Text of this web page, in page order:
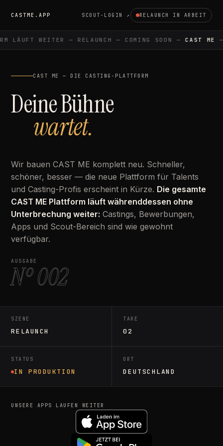
CASTME.APP SCOUT-LOGIN ↗ RELAUNCH IN ARBEIT
LÄUFT WEITER — RELAUNCH — COMING SOON — CAST ME—
CAST ME — DIE CASTING-PLATTFORM
Deine Bühne
wartet.
Wir bauen CAST ME komplett neu. Schneller,
schöner, besser — die neue Plattform für Talents
und Casting-Profis erscheint in Kürze. Die gesamte
CAST ME Plattform läuft währenddessen ohne
Unterbrechung weiter: Castings, Bewerbungen,
Apps und Scout-Bereich sind wie gewohnt
verfügbar.
AUSGABE
Nº 002
SZENE
RELAUNCH
TAKE
02
STATUS
IN PRODUKTION
ORT
DEUTSCHLAND
UNSERE APPS LAUFEN WEITER